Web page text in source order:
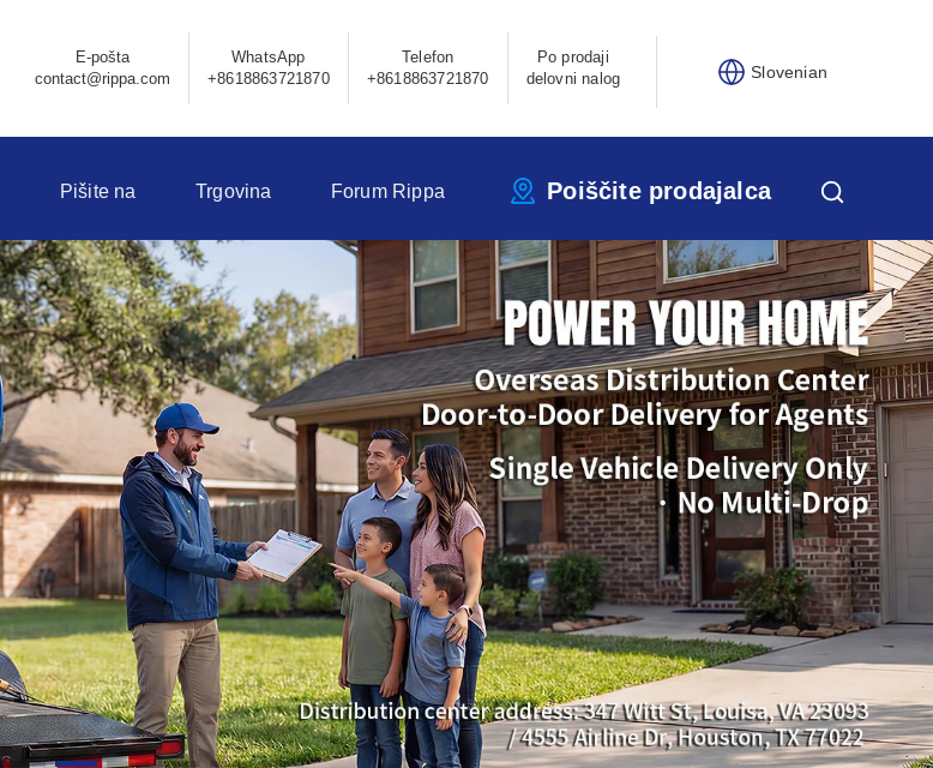
E-pošta
contact@rippa.com
WhatsApp
+8618863721870
Telefon
+8618863721870
Po prodaji
delovni nalog
Slovenian
Pišite na Trgovina Forum Rippa Poiščite prodajalca